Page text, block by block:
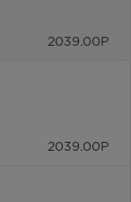
2039.00 Р
2039.00 Р